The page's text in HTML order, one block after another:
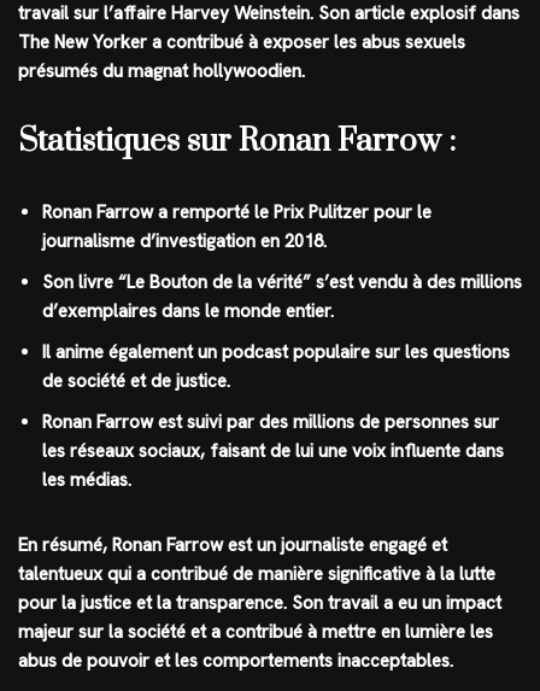
travail sur l’affaire Harvey Weinstein. Son article explosif dans
The New Yorker a contribué à exposer les abus sexuels
présumés du magnat hollywoodien.
Statistiques sur Ronan Farrow :
Ronan Farrow a remporté le Prix Pulitzer pour le
journalisme d’investigation en 2018.
Son livre “Le Bouton de la vérité” s’est vendu à des millions
d’exemplaires dans le monde entier.
Il anime également un podcast populaire sur les questions
de société et de justice.
Ronan Farrow est suivi par des millions de personnes sur
les réseaux sociaux, faisant de lui une voix influente dans
les médias.
En résumé, Ronan Farrow est un journaliste engagé et
talentueux qui a contribué de manière significative à la lutte
pour la justice et la transparence. Son travail a eu un impact
majeur sur la société et a contribué à mettre en lumière les
abus de pouvoir et les comportements inacceptables.